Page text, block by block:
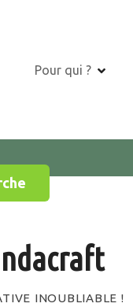
Pour qui ?
INOUBLIABLE !